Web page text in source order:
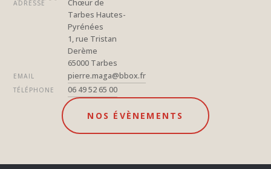
ADRESSE
Chœur de
Tarbes Hautes-
Pyrénées
1, rue Tristan
Derème
65000 Tarbes
EMAIL pierre.maga@bbox.fr
TÉLÉPHONE 06 49 52 65 00
NOS ÉVÈNEMENTS